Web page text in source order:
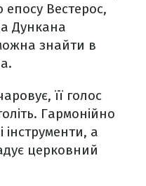
епосу Вестерос,
Дункана
знайти в
її голос
Гармонійно
а
церковний